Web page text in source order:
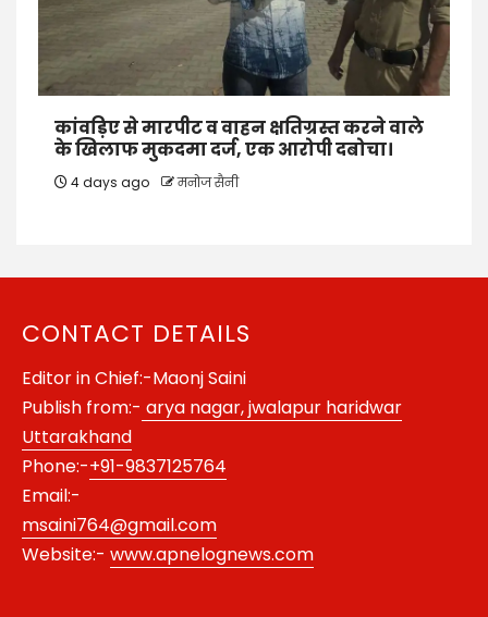
कांवड़िए से मारपीट व वाहन क्षतिग्रस्त करने वाले
के खिलाफ मुकदमा दर्ज, एक आरोपी दबोचा।
4 days ago मनोज सैनी
CONTACT DETAILS
Editor in Chief:-Maonj Saini
Publish from:- arya nagar, jwalapur haridwar
Uttarakhand
Phone:-+91-9837125764
Email:-
msaini764@gmail.com
Website:- www.apnelognews.com